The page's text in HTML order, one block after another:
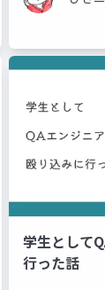
学生として
行った話